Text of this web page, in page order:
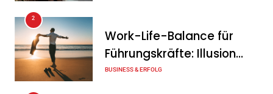
2
Work-Life-Balance für
Führungskräfte: Illusion
oder echte Chance?
BUSINESS & ERFOLG